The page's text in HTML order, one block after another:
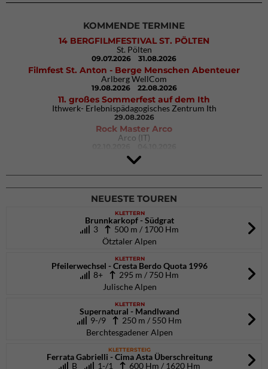
KOMMENDE TERMINE
14 BERGFILMFESTIVAL ST. PÖLTEN
St. Pölten
09.07.2026 31.08.2026
Filmfest St. Anton - Berge Menschen Abenteuer
Arlberg WellCom
19.08.2026 22.08.2026
11. großes Sommerfest auf dem Ith
Ithwerk- Erlebnispädagogisches Zentrum Ith
29.08.2026
Rock Master Arco
Arco (IT)
9. Eiskletter Festival Osttirol
Eisparkt Osttirol
08.01.202710.01.2027
NEUESTE TOUREN
KLETTERN
Brunnkarkopf - Südgrat
3
500 m / 1700 Hm
Ötztaler Alpen
KLETTERN
Pfeilerwechsel - Cresta Berdo Quota 1996
8+
295 m / 750 Hm
Julische Alpen
KLETTERN
Supernatural - Mandlwand
9-/9
250 m / 550 Hm
Berchtesgadener Alpen
KLETTERSTEIG
Ferrata Gabrielli - Cima Asta Überschreitung
B
1-/1 600 Hm / 1620 Hm